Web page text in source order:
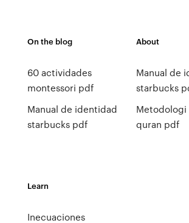
On the blog
60 actividades
montessori pdf
Manual de identidad
starbucks pdf
About
Manual de
starbucks
Metodologi
quran pdf
Learn
Inecuaciones